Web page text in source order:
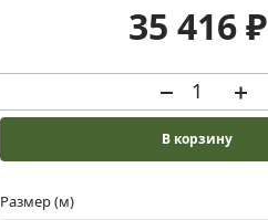
35 416 ₽
В корзину
Размер (м)